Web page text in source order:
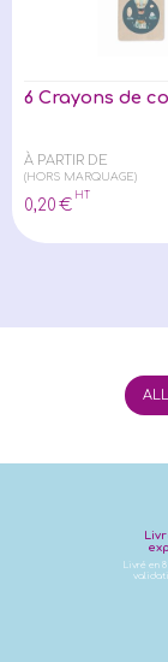
6 Crayons de
À PARTIR DE
(HORS MARQUAGE)
0,20 €
HT
Livré en